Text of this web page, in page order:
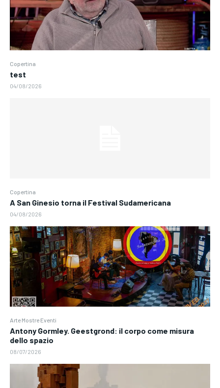
Copertina
test
04/08/2026
Copertina
A San Ginesio torna il Festival Sudamericana
04/08/2026
Arte Mostre Eventi
Antony Gormley. Geestgrond: il corpo come misura
dello spazio
08/07/2026